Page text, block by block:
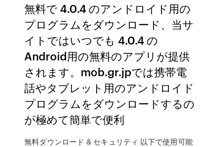
無料で 4.0.4 のアンドロイド用の
プログラムをダウンロード、当サ
イトではいつでも 4.0.4 の
Android用の無料のアプリが提供
されます。mob.gr.jpでは携帯電
話やタブレット用のアンドロイド
プログラムをダウンロードするの
が極めて簡単で便利
無料ダウンロード & セキュリティ 以下で使用可能